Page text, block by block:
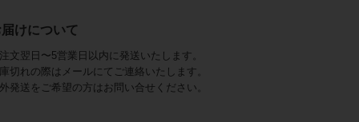
けについて
文翌日〜5営業日以内に発送いたします。
切れの際はメールにてご連絡いたします。
発送をご希望の方はお問い合せください。